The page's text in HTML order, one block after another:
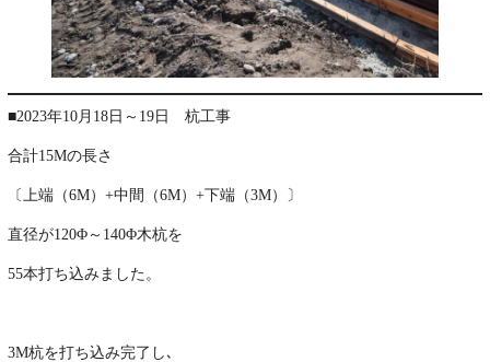
■2023年10月18日～19日 杭工事
合計15Mの長さ
〔上端（6M）+中間（6M）+下端（3M）〕
直径が120Φ～140Φ木杭を
55本打ち込みました。
3M杭を打ち込み完了し､